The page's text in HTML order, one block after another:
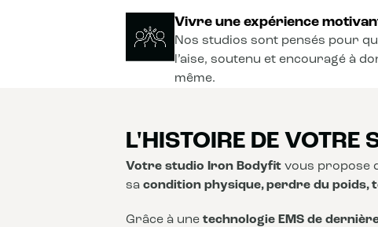
Vivre une expérience
Nos studios sont pensés pour
l’aise, soutenu et encouragé à
même.
L'HISTOIRE DE VOTRE
Votre studio Iron Bodyfit vous propose
sa condition physique, perdre du poids,
Grâce à une technologie EMS de